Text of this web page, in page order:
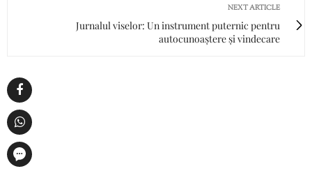
NEXT ARTICLE
Jurnalul viselor: Un instrument puternic pentru
autocunoaștere și vindecare